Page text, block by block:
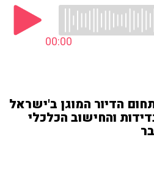
00:00
הדיור המוגן ב'ישראל
והחישוב הכלכלי